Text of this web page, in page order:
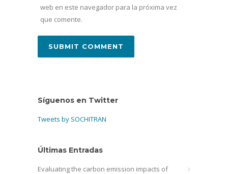
web en este navegador para la próxima vez
que comente.
Síguenos en Twitter
Tweets by SOCHITRAN
Últimas Entradas
Evaluating the carbon emission impacts of